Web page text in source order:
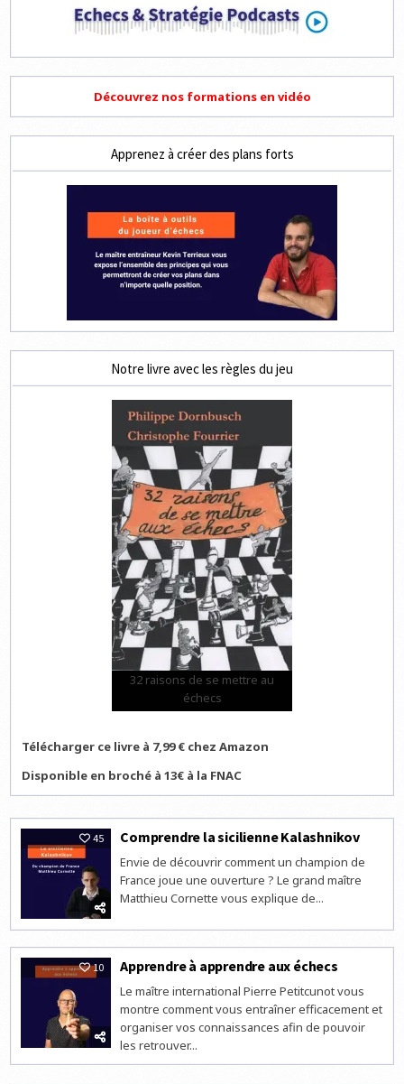
Découvrez nos formations en vidéo
Apprenez à créer des plans forts
Notre livre avec les règles du jeu
32 raisons de se mettre au
échecs
Télécharger ce livre à 7,99 € chez Amazon
Disponible en broché à 13€ à la FNAC
45 Comprendre la sicilienne Kalashnikov
Envie de découvrir comment un champion de
France joue une ouverture ? Le grand maître
Matthieu Cornette vous explique de...
10 Apprendre à apprendre aux échecs
Le maître international Pierre Petitcunot vous
montre comment vous entraîner efficacement et
organiser vos connaissances afin de pouvoir
les retrouver...